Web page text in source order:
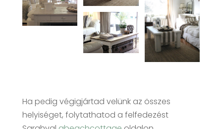
Ha pedig végigjártad velünk az összes
helyiséget, folytathatod a felfedezést